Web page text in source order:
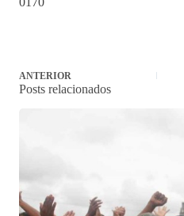
ANTERIOR
Posts relacionados